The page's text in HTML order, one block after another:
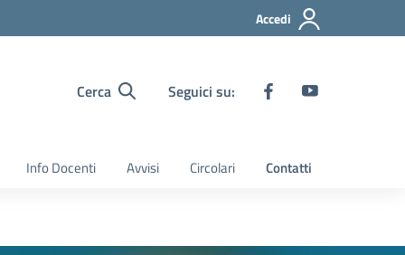
Accedi
Cerca Seguici su:
Info Docenti Avvisi Circolari Contatti